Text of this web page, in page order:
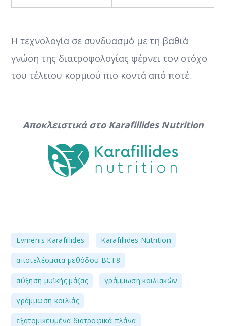
Η τεχνολογία σε συνδυασμό με τη βαθιά
γνώση της διατροφολογίας φέρνει τον στόχο
του τέλειου κορμιού πιο κοντά από ποτέ.
Αποκλειστικά στο Karafillides Nutrition
Evmenis Karafillides Karafillides Nutrition
αποτελέσματα μεθόδου BCT8
αύξηση μυϊκής μάζας γράμμωση κοιλιακών
γράμμωση κοιλιάς
εξατομικευμένα διατροφικά πλάνα